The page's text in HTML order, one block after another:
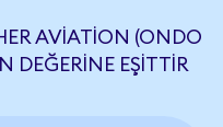
AVIATION (ONDO
DEĞERINE EŞITTIR